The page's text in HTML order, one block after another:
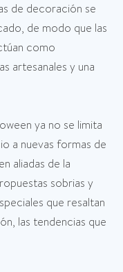
de decoración se
de modo que las
como
artesanales y una
ya no se limita
a nuevas formas de
aliadas de la
sobrias y
que resaltan
las tendencias que